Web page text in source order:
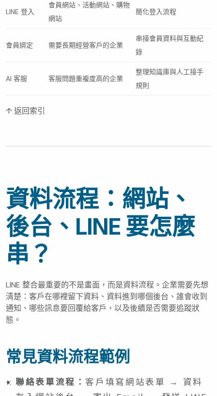
LINE 登入
會員網站、活動網站、購物
網站
簡化登入流程
會員綁定 需要長期經營客戶的企業
串接會員資料與互動紀
錄
AI 客服 客服問題重複度高的企業
整理知識庫與人工接手
規則
↑ 返回索引
資料流程：網站、
後台、LINE 要怎麼
串？
LINE 整合最重要的不是畫面，而是資料流程。企業需要先想
清楚：客戶在哪裡留下資料、資料進到哪個後台、誰會收到
通知、哪些訊息要回覆給客戶，以及後續是否需要追蹤狀
態。
常見資料流程範例
聯絡表單流程： 客戶填寫網站表單 → 資料